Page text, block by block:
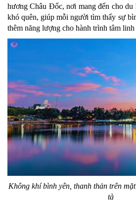
hương Châu Đốc, nơi mang đến cho du
khó quên, giúp mỗi người tìm thấy sự
thêm năng lượng cho hành trình tâm linh
Không khí bình yên, thanh thản trên
tà